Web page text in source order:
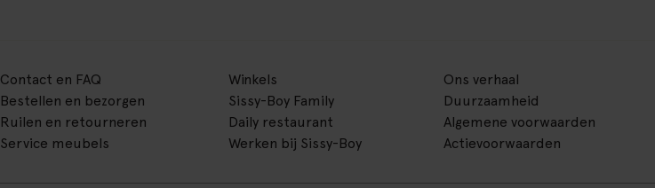
Contact en FAQ
Bestellen en bezorgen
Ruilen en retourneren
Service meubels
Winkels
Sissy-Boy Family
Daily restaurant
Werken bij Sissy-Boy
Ons verhaal
Duurzaamheid
Algemene voorwaarden
Actievoorwaarden